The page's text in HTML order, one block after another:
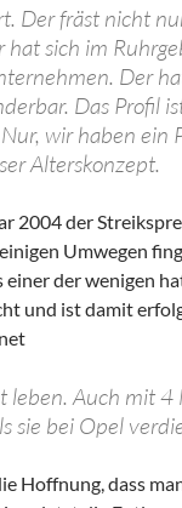
Der fräst nicht
hat sich im
Der
Das Profil
wir haben ein
Alterskonzept.
2004 der
Umwegen
der wenigen
und ist damit
leben. Auch mit
sie bei Opel
Hoffnung, dass